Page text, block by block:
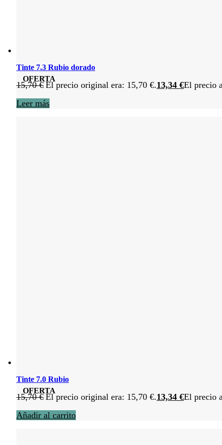
OFERTA
Tinte 7.3 Rubio dorado
15,70€ El precio original era: 15,70 €.13,34 €El precio
Leer más
OFERTA
Tinte 7.0 Rubio
15,70€ El precio original era: 15,70 €.13,34 €El precio
Añadir al carrito